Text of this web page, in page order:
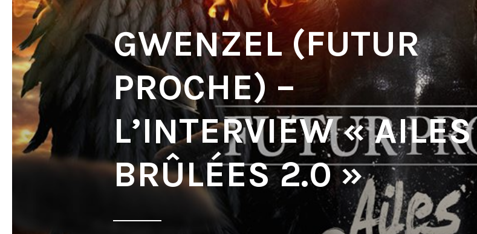
GWENZEL (FUTUR
PROCHE) –
L’INTERVIEW « AILES
BRÛLÉES 2.0 »